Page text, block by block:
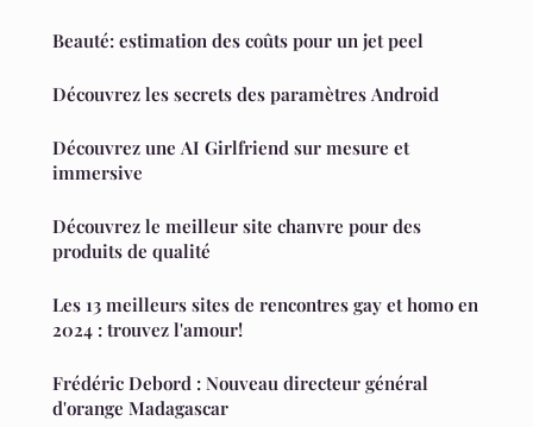
Beauté: estimation des coûts pour un jet peel
Découvrez les secrets des paramètres Android
Découvrez une AI Girlfriend sur mesure et
immersive
Découvrez le meilleur site chanvre pour des
produits de qualité
Les 13 meilleurs sites de rencontres gay et homo en
2024 : trouvez l'amour!
Frédéric Debord : Nouveau directeur général
d'orange Madagascar